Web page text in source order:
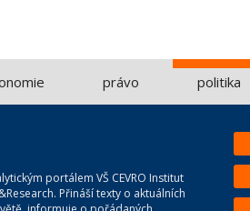
právo politika
portálem VŠ CEVRO Institut
Přináší texty o aktuálních